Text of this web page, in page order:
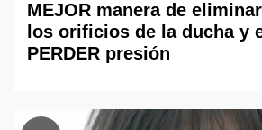
MEJOR manera de
los orificios de la ducha y
PERDER presión